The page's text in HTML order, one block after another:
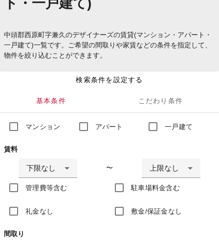
ト・一戸建て)
中頭郡西原町字兼久のデザイナーズの賃貸(マンション・アパート・
一戸建て)一覧です。ご希望の間取りや家賃などの条件を指定して、
物件を絞り込むことができます。
検索条件を設定する
基本条件 こだわり条件
マンション アパート 一戸建て
賃料
下限なし 〜 上限なし
管理費等含む 駐車場料金含む
礼金なし 敷金/保証金なし
間取り